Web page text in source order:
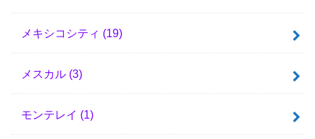
メキシコシティ (19)
メスカル (3)
モンテレイ (1)